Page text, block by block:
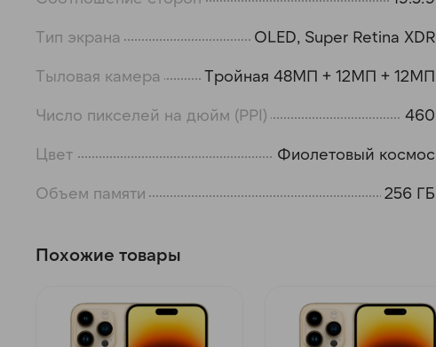
Тип экрана
OLED, Super Retina XDR
Тыловая камера
Тройная 48МП + 12МП + 12МП
Число пикселей на дюйм (PPI)
460
Цвет
Фиолетовый космос
Объем памяти
256 ГБ
Похожие товары